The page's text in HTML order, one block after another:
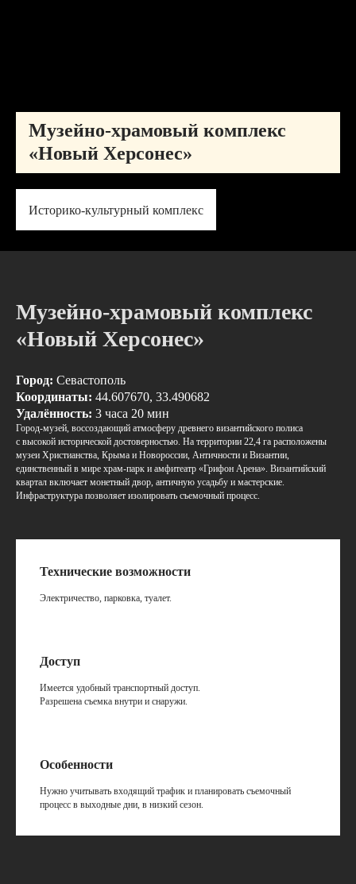
Музейно-храмовый комплекс
«Новый Херсонес»
Историко-культурный комплекс
Музейно-храмовый комплекс
«Новый Херсонес»
Город: Севастополь
Координаты: 44.607670, 33.490682
Удалённость: 3 часа 20 мин
Город‑музей, воссоздающий атмосферу древнего византийского полиса
с высокой исторической достоверностью. На территории 22,4 га расположены
музеи Христианства, Крыма и Новороссии, Античности и Византии,
единственный в мире храм‑парк и амфитеатр «Грифон Арена». Византийский
квартал включает монетный двор, античную усадьбу и мастерские.
Инфраструктура позволяет изолировать съемочный процесс.
Технические возможности
Электричество, парковка, туалет.
Доступ
Имеется удобный транспортный доступ.
Разрешена съемка внутри и снаружи.
Особенности
Нужно учитывать входящий трафик и планировать съемочный
процесс в выходные дни, в низкий сезон.